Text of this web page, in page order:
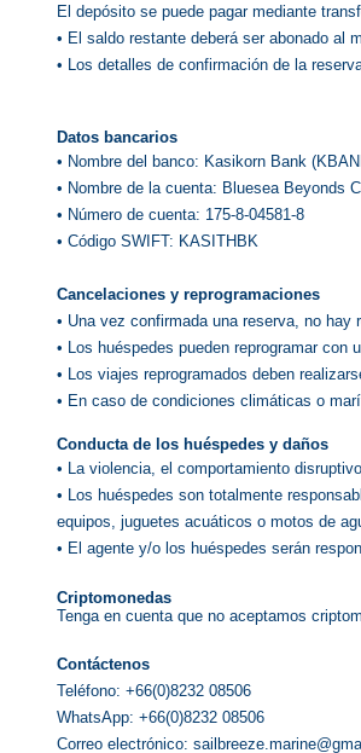
El depósito se puede pagar mediante
• El saldo restante deberá ser abonado al
• Los detalles de confirmación de la
Datos bancarios
• Nombre del banco: Kasikorn Bank
• Nombre de la cuenta: Bluesea Beyonds
• Número de cuenta: 175-8-04581-8
• Código SWIFT: KASITHBK
Cancelaciones y reprogramaciones
• Una vez confirmada una reserva, no
• Los huéspedes pueden reprogramar con
• Los viajes reprogramados deben
• En caso de condiciones climáticas o
Conducta de los huéspedes y daños
• La violencia, el comportamiento
• Los huéspedes son totalmente
equipos, juguetes acuáticos o motos de
• El agente y/o los huéspedes serán
Criptomonedas
Tenga en cuenta que no aceptamos
Contáctenos
Teléfono: +66(0)8232 08506
WhatsApp: +66(0)8232 08506
Correo electrónico: